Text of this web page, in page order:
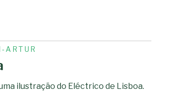
ARTUR
ilustração do Eléctrico de Lisboa.